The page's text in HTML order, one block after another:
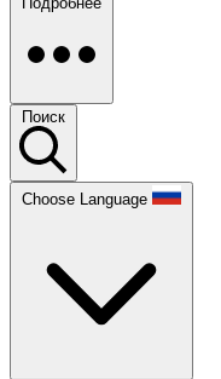
Поиск
Choose Language